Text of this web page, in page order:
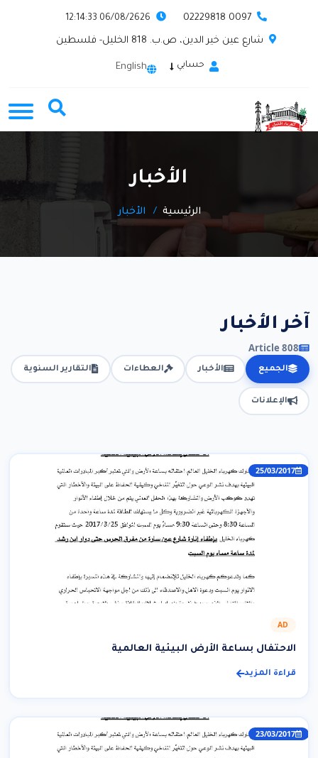
0097 02229818
شارع عين خير الدين، ص.ب. 818 الخليل- فلسطين
حسابي English
الأخبار
الرئيسية الأخبار
آخر الأخبار
808 Article
الجميع الأخبار العطاءات التقارير السنوية
الإعلانات
25/03/2017
AD
الاحتفال بساعة الأرض البيئية العالمية
قراءة المزيد
23/03/2017